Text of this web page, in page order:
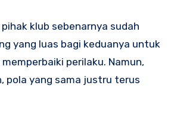
klub sebenarnya sudah
yang luas bagi keduanya untuk
perilaku. Namun,
pola yang sama justru terus